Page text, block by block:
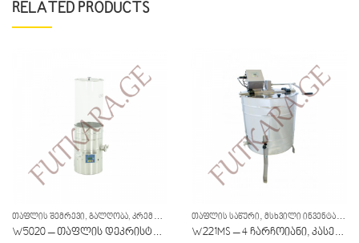
RELATED PRODUCTS
,ᲛᲡᲮᲕᲘᲚᲘ ᲘᲜᲕᲔᲜᲢᲐᲠᲘ ᲗᲐᲤᲚᲘᲡ ᲨᲔᲛᲠᲔᲕᲘ, ᲒᲐᲚᲦᲝᲑᲐ, ᲙᲠᲔᲛᲘᲠᲔᲑᲐ, ᲤᲘᲚᲢᲐᲪᲘᲐ ,ᲛᲡᲮᲕᲘᲚᲘ ᲘᲜᲕᲔᲜᲢᲐᲠᲘ
W5020 – თაფლის დეკრისტალიზატორი
ᲗᲐᲤᲚᲘᲡ ᲡᲐᲬᲣᲠᲘ, ᲛᲡᲮᲕᲘᲚᲘ ᲘᲜᲕᲔᲜᲢᲐᲠᲘ
W221MS – 4 ჩარჩოიანი, კასეტური, ხელით-ელექტრო 12/230 ვ